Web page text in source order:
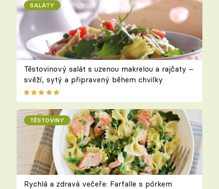
SALÁTY
Těstovinový salát s uzenou makrelou a rajčaty –
svěží, sytý a připravený během chvilky
TĚSTOVINY
Rychlá a zdravá večeře: Farfalle s pórkem